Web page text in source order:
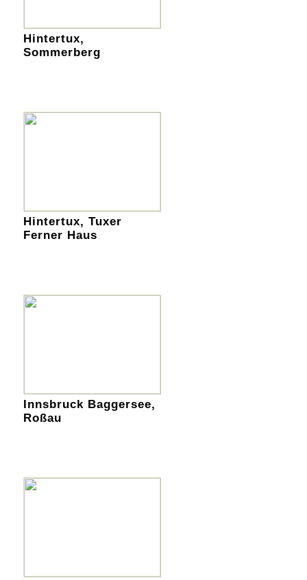
Hintertux,
Sommerberg
Hintertux, Tuxer
Ferner Haus
Innsbruck Baggersee,
Roßau